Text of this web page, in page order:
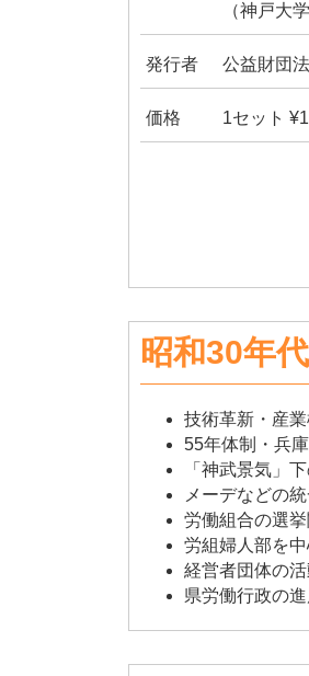
（神戸大
発行者 公益財団
価格 1セット
昭和30年代
技術革新・産
55年体制・兵
「神武景気」
メーデなどの
労働組合の選
労組婦人部を
経営者団体の活
県労働行政の